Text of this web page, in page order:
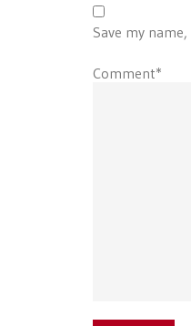
Save my
Comment*